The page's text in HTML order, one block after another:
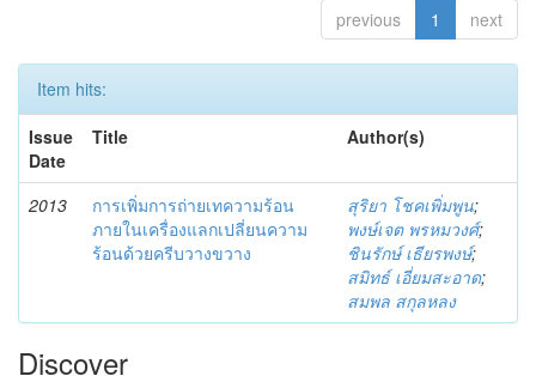
previous 1 next
Item hits:
Issue
Date
Title Author(s)
2013
การเพิ่มการถ่ายเทความร้อน
ภายในเครื่องแลกเปลี่ยนความ
ร้อนด้วยครีบวางขวาง
สุริยา โชคเพิ่มพูน;
พงษ์เจต พรหมวงศ์;
ชินรักษ์ เธียรพงษ์;
สมิทธ์ เอี่ยมสะอาด;
สมพล สกุลหลง
Discover